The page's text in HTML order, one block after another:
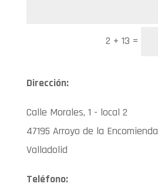
2 + 13 =
Dirección:
Calle Morales, 1 - local 2
47195 Arroyo de la Encomienda
Valladolid
Teléfono: